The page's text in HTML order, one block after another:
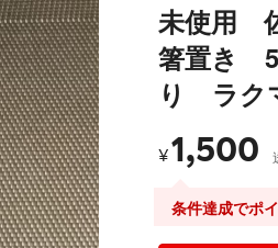
未使用
箸置き
り ラク
¥1,500
条件達成でポ